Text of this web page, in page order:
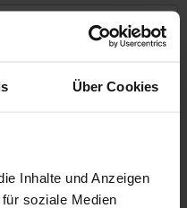
Über Cookies
Inhalte und Anzeigen
soziale Medien
also bought